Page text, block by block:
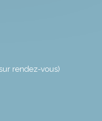
rendez-vous)